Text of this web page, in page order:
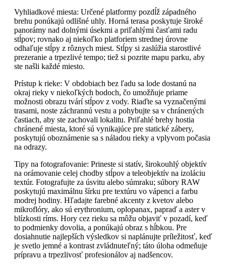
Vyhliadkové miesta: Určené platformy pozdĺž západného
brehu ponúkajú odlišné uhly. Horná terasa poskytuje široké
panorámy nad dolnými úsekmi a priľahlými časťami radu
stĺpov; rovnako aj niekoľko platforiem strednej úrovne
odhaľuje stĺpy z rôznych miest. Stĺpy si zaslúžia starostlivé
prezeranie a trpezlivé tempo; tiež si pozrite mapu parku, aby
ste našli každé miesto.
Prístup k rieke: V obdobiach bez ľadu sa lode dostanú na
okraj rieky v niekoľkých bodoch, čo umožňuje priame
možnosti obrazu tvárí stĺpov z vody. Riaďte sa vyznačenými
trasami, noste záchrannú vestu a pohybujte sa v chránených
častiach, aby ste zachovali lokalitu. Priľahlé brehy hostia
chránené miesta, ktoré sú vynikajúce pre statické zábery,
poskytujú oboznámenie sa s náladou rieky a vplyvom počasia
na odrazy.
Tipy na fotografovanie: Prineste si statív, širokouhlý objektív
na orámovanie celej chodby stĺpov a teleobjektív na izoláciu
textúr. Fotografujte za úsvitu alebo súmraku; súbory RAW
poskytujú maximálnu šírku pre textúru vo vápenci a farbu
modrej hodiny. Hľadajte farebné akcenty z kvetov alebo
mikroflóry, ako sú erythronium, oplopanax, papraď a aster v
blízkosti ríms. Hory cez rieku sa môžu objaviť v pozadí, keď
to podmienky dovolia, a ponúkajú obraz s hĺbkou. Pre
dosiahnutie najlepších výsledkov si naplánujte príležitosť, keď
je svetlo jemné a kontrast zvládnuteľný; táto úloha odmeňuje
prípravu a trpezlivosť profesionálov aj nadšencov.